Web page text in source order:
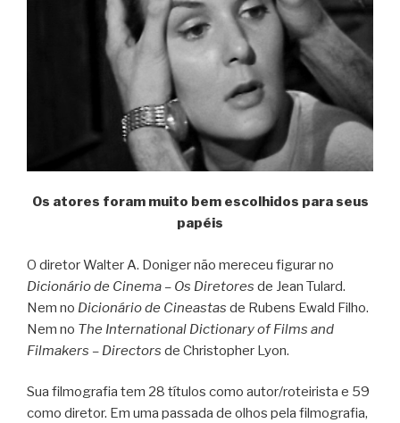
Os atores foram muito bem escolhidos para seus
papéis
O diretor Walter A. Doniger não mereceu figurar no
Dicionário de Cinema – Os Diretores de Jean Tulard.
Nem no Dicionário de Cineastas de Rubens Ewald Filho.
Nem no The International Dictionary of Films and
Filmakers – Directors de Christopher Lyon.
Sua filmografia tem 28 títulos como autor/roteirista e 59
como diretor. Em uma passada de olhos pela filmografia,